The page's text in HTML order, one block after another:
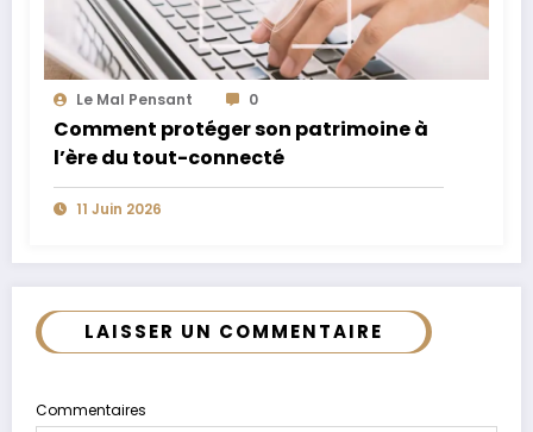
Le Mal Pensant 0
Comment protéger son patrimoine à
l’ère du tout-connecté
11 Juin 2026
LAISSER UN COMMENTAIRE
Commentaires